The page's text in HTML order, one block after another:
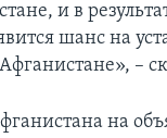
и в
шанс на
–
на